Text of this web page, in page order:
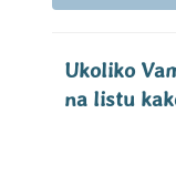
Ukoliko
na listu